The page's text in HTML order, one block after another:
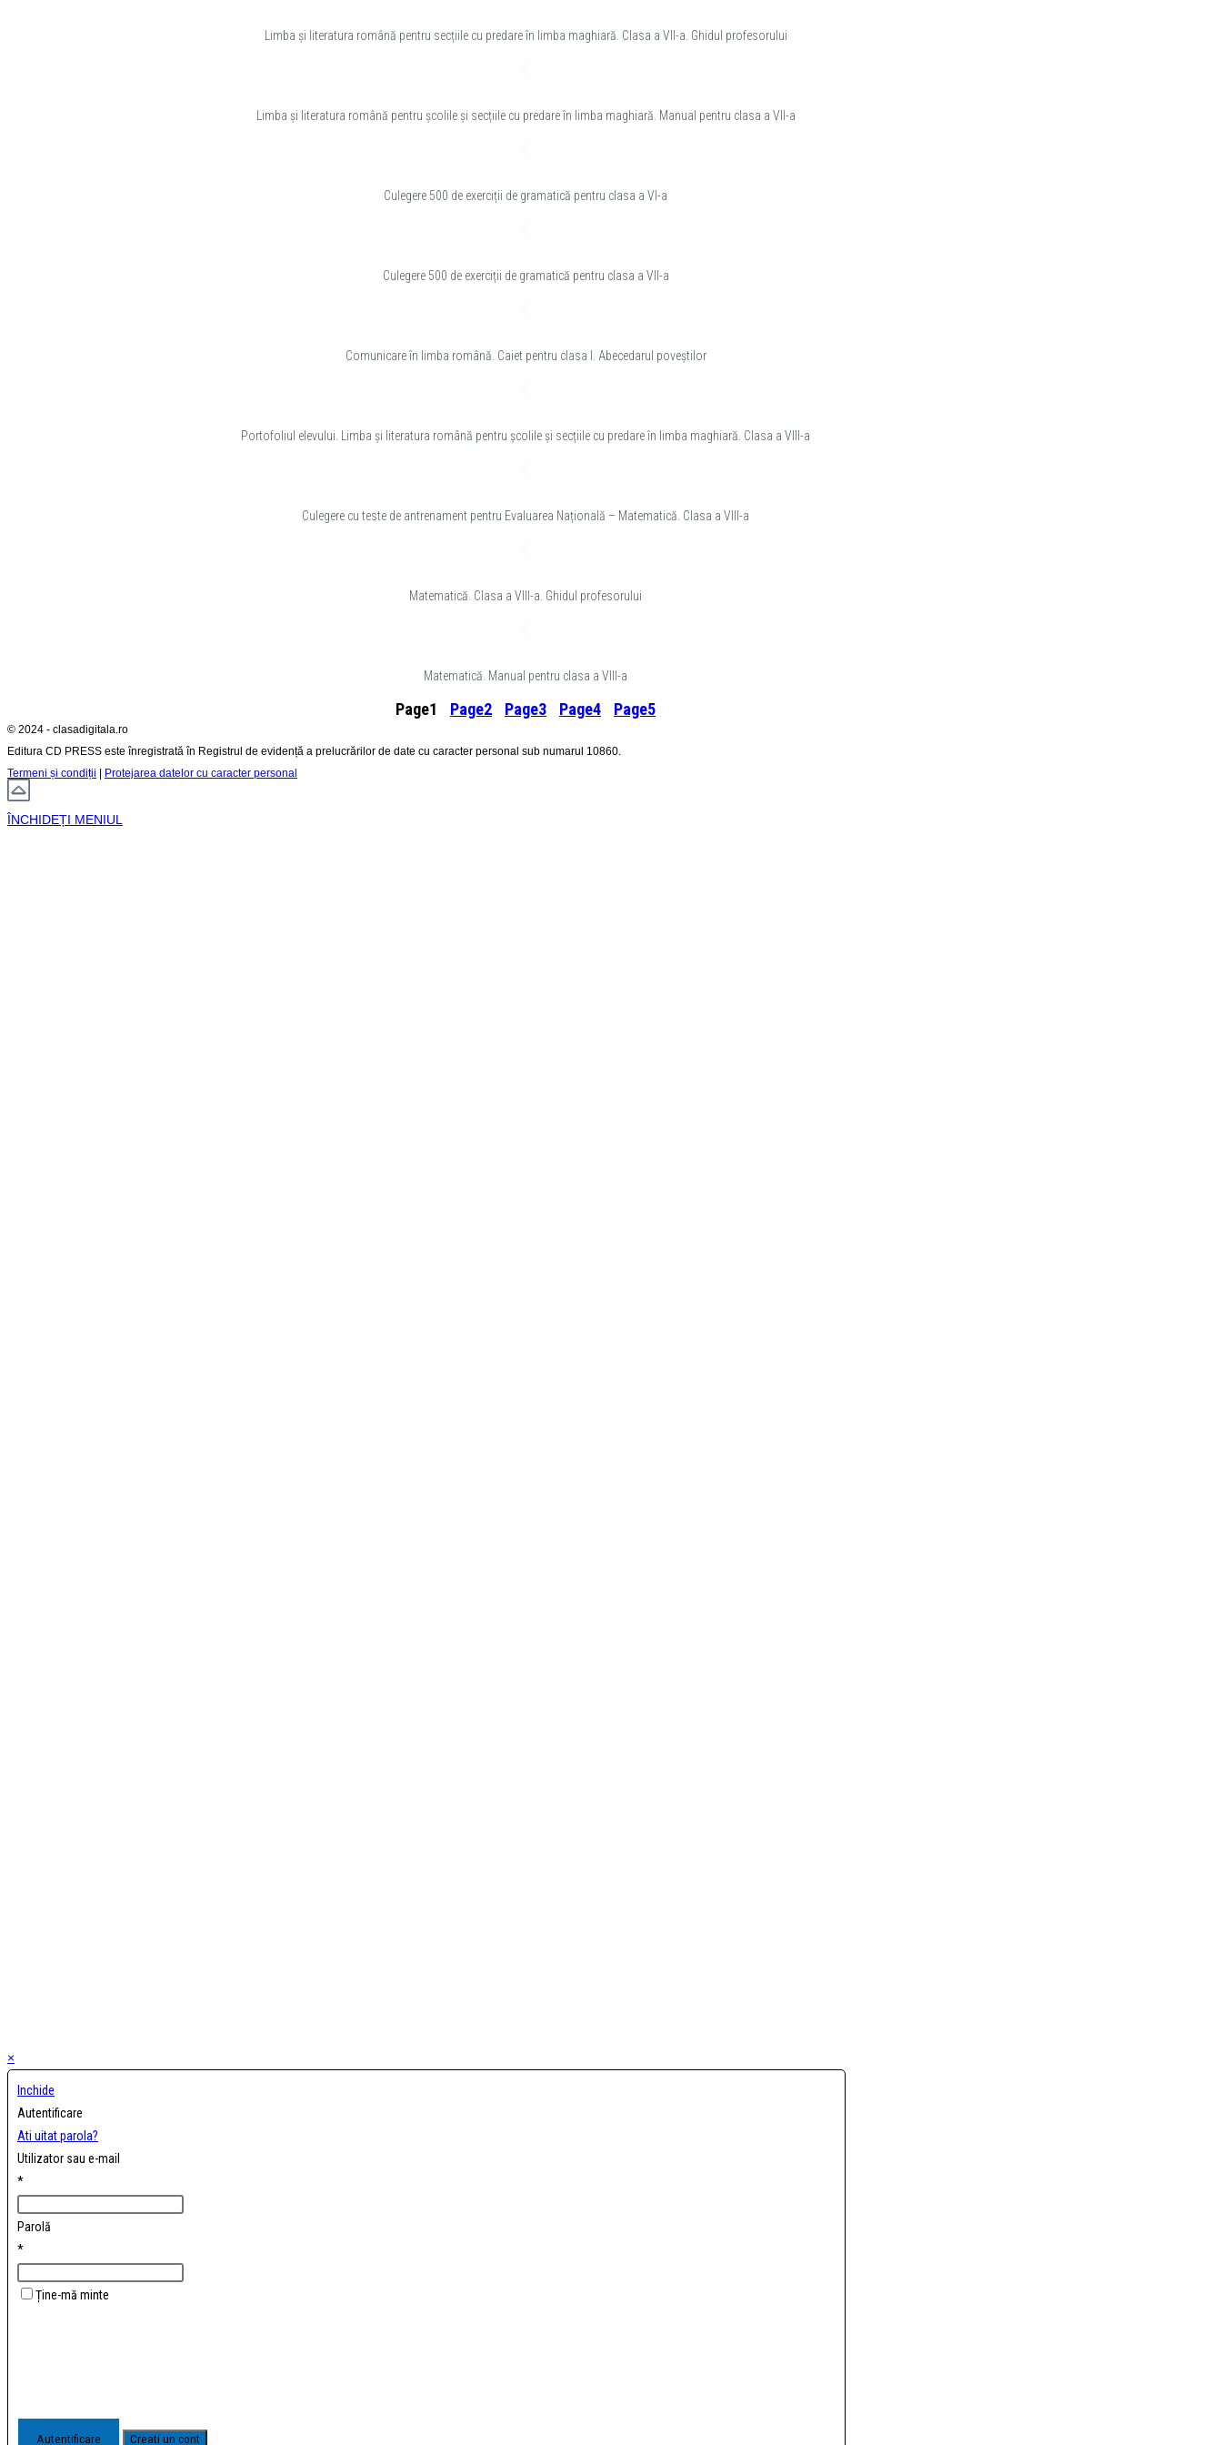
Limba și literatura română pentru secțiile cu predare în limba maghiară. Clasa a VII-a. Ghidul profesorului
Limba și literatura română pentru școlile și secțiile cu predare în limba maghiară. Manual pentru clasa a VII-a
Culegere 500 de exerciții de gramatică pentru clasa a VI-a
Culegere 500 de exerciții de gramatică pentru clasa a VII-a
Comunicare în limba română. Caiet pentru clasa I. Abecedarul poveștilor
Portofoliul elevului. Limba și literatura română pentru școlile și secțiile cu predare în limba maghiară. Clasa a VIII-a
Culegere cu teste de antrenament pentru Evaluarea Națională – Matematică. Clasa a VIII-a
Matematică. Clasa a VIII-a. Ghidul profesorului
Matematică. Manual pentru clasa a VIII-a
Page1 Page2 Page3 Page4 Page5
© 2024 - clasadigitala.ro
Editura CD PRESS este înregistrată în Registrul de evidență a prelucrărilor de date cu caracter personal sub numarul 10860.
Termeni și condiții
Protejarea datelor cu caracter personal
ÎNCHIDEȚI MENIUL
×
Inchide
Autentificare
Ati uitat parola?
Utilizator sau e-mail
*
Parolă
*
Ține-mă minte